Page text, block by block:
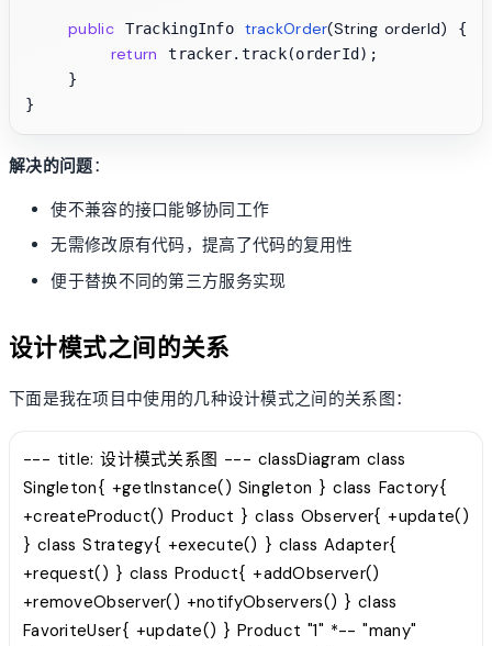
public TrackingInfo trackOrder(String orderId) {
return
tracker.track(orderId);
    }
解决的问题：
使不兼容的接口能够协同工作
无需修改原有代码，提高了代码的复用性
便于替换不同的第三方服务实现
设计模式之间的关系
下面是我在项目中使用的几种设计模式之间的关系图：
--- title: 设计模式关系图 --- classDiagram class
Singleton{ +getInstance() Singleton } class Factory{
+createProduct() Product } class Observer{ +update()
} class Strategy{ +execute() } class Adapter{
+request() } class Product{ +addObserver()
+removeObserver() +notifyObservers() } class
FavoriteUser{ +update() } Product "1" *-- "many"